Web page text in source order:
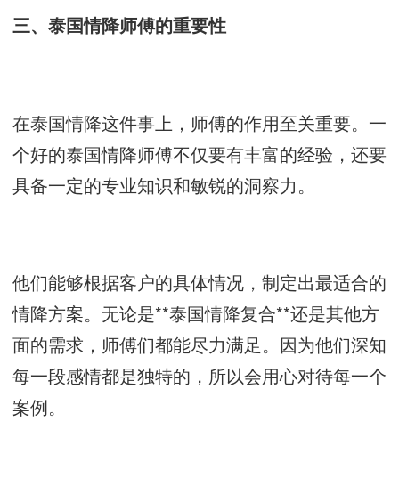
三、泰国情降师傅的重要性
在泰国情降这件事上，师傅的作用至关重要。一
个好的泰国情降师傅不仅要有丰富的经验，还要
具备一定的专业知识和敏锐的洞察力。
他们能够根据客户的具体情况，制定出最适合的
情降方案。无论是**泰国情降复合**还是其他方
面的需求，师傅们都能尽力满足。因为他们深知
每一段感情都是独特的，所以会用心对待每一个
案例。